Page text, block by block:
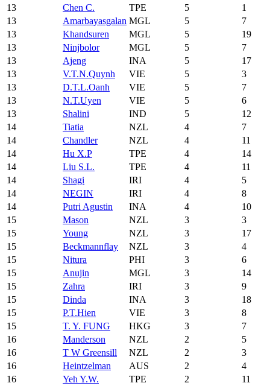
13
Chen C. TPE 5
1
13
Amarbayasgalan MGL 5
7
13
Khandsuren MGL 5
19
13
Ninjbolor MGL 5
7
13
Ajeng INA 5
17
13
V.T.N.Quynh VIE 5
3
13
D.T.L.Oanh VIE 5
7
13
N.T.Uyen VIE 5
6
13
Shalini IND 5
12
14
Tiatia NZL 4
7
14
Chandler NZL 4
11
14
Hu X.P TPE 4
14
14
Liu S.L. TPE 4
11
14
Shagi IRI 4
5
14
NEGIN IRI 4
8
14
Putri Agustin INA 4
10
15
Mason NZL 3
3
15
Young NZL 3
17
15
Beckmannflay NZL 3
4
15
Nitura PHI 3
6
15
Anujin MGL 3
14
15
Zahra IRI 3
9
15
Dinda INA 3
18
15
P.T.Hien VIE 3
8
15
T. Y. FUNG HKG 3
7
16
Manderson NZL 2
5
16
T W Greensill NZL 2
3
16
Heintzelman AUS 2
4
16
Yeh Y.W. TPE 2
11